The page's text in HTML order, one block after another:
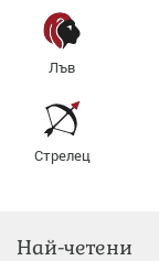
Лъв
Стрелец
Най-четени